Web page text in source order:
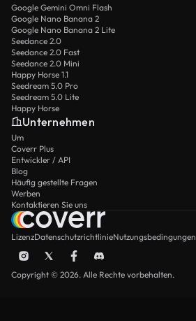
Google Gemini Omni Flash
Google Nano Banana 2
Google Nano Banana 2 Lite
Seedance 2.0
Seedance 2.0 Fast
Seedance 2.0 Mini
Happy Horse 1.1
Seedream 5.0 Pro
Seedream 5.0 Lite
Happy Horse
Unternehmen
Um
Coverr Plus
Entwickler / API
Blog
Häufig gestellte Fragen
Werben
Kontaktieren Sie uns
LizenzDatenschutzrichtlinieNutzungsbedingungen
Copyright © 2026. Alle Rechte vorbehalten.